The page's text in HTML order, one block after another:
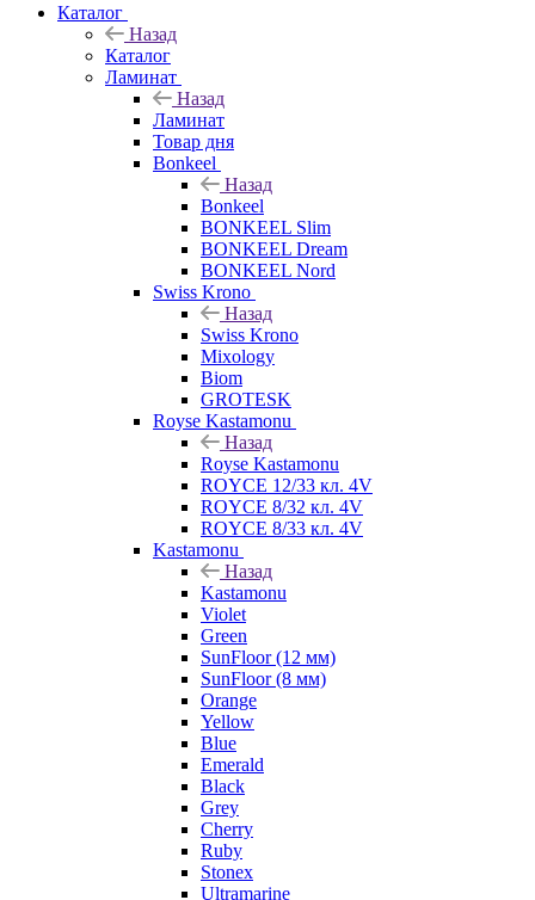
Каталог
Назад
Каталог
Ламинат
Назад
Ламинат
Товар дня
Bonkeel
Назад
Bonkeel
BONKEEL Slim
BONKEEL Dream
BONKEEL Nord
Swiss Krono
Назад
Swiss Krono
Mixology
Biom
GROTESK
Royse Kastamonu
Назад
Royse Kastamonu
ROYCE 12/33 кл. 4V
ROYCE 8/32 кл. 4V
ROYCE 8/33 кл. 4V
Kastamonu
Назад
Kastamonu
Violet
Green
SunFloor (12 мм)
SunFloor (8 мм)
Orange
Yellow
Blue
Emerald
Black
Grey
Cherry
Ruby
Stonex
Ultramarine